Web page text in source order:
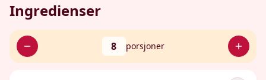
Ingredienser
8 porsjoner